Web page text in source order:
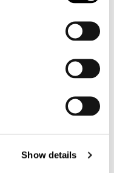
Show details